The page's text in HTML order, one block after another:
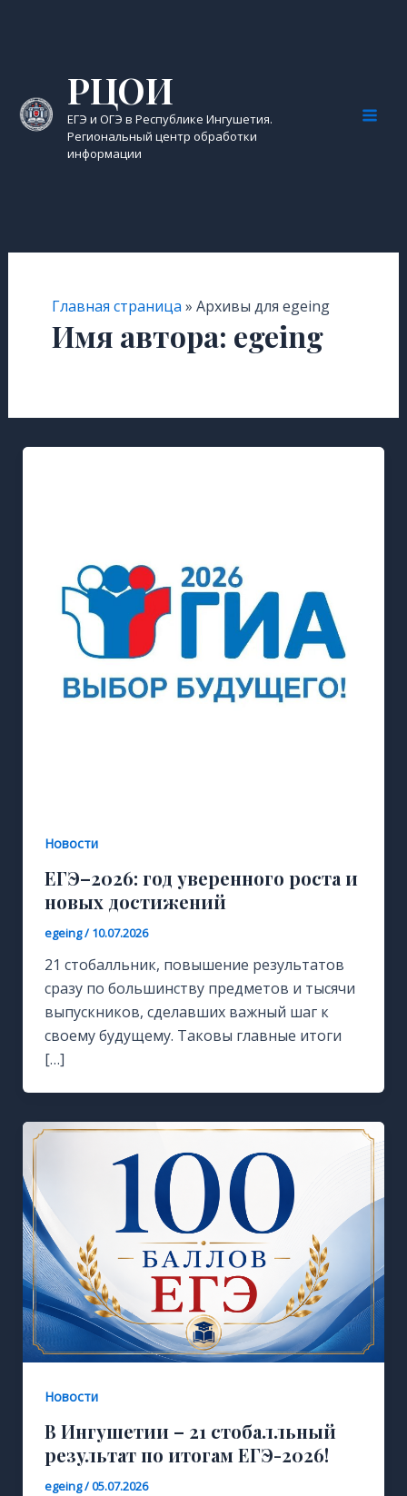
РЦОИ
ЕГЭ и ОГЭ в Республике Ингушетия.
Региональный центр обработки
информации
Главная страница » Архивы для egeing
Имя автора: egeing
Новости
ЕГЭ–2026: год уверенного роста и
новых достижений
egeing/10.07.2026
21 стобалльник, повышение результатов
сразу по большинству предметов и тысячи
выпускников, сделавших важный шаг к
своему будущему. Таковы главные итоги
[…]
Новости
В Ингушетии – 21 стобалльный
результат по итогам ЕГЭ-2026!
egeing/05.07.2026